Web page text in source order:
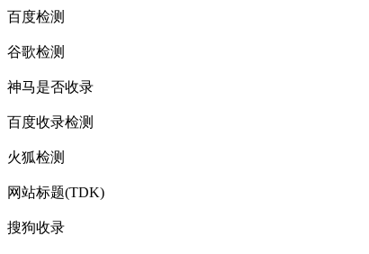
百度检测
谷歌检测
神马是否收录
百度收录检测
火狐检测
网站标题(TDK)
搜狗收录